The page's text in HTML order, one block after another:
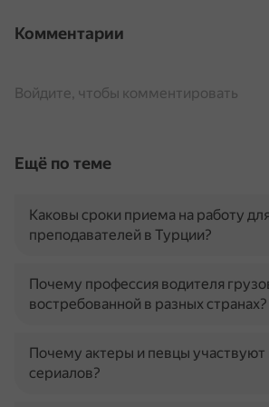
Комментарии
Войдите, чтобы комментировать
Ещё по теме
Каковы сроки приема на работу для
преподавателей в Турции?
Почему профессия водителя
востребованной в разных странах?
Почему актеры и певцы участвуют
сериалов?